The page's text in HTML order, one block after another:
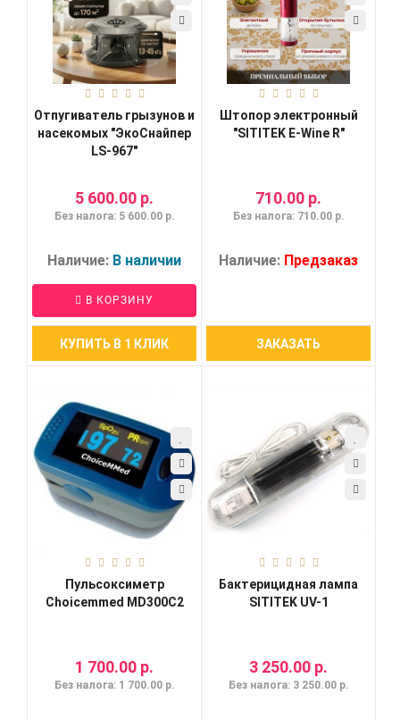
Отпугиватель грызунов и
насекомых "ЭкоСнайпер
LS-967"
5 600.00 р.
Без налога: 5 600.00 р.
Наличие: В наличии
В КОРЗИНУ
КУПИТЬ В 1 КЛИК
Штопор электронный
"SITITEK E-Wine R"
710.00 р.
Без налога: 710.00 р.
Наличие: Предзаказ
ЗАКАЗАТЬ
Пульсоксиметр
Choicemmed MD300C2
1 700.00 р.
Без налога: 1 700.00 р.
Бактерицидная лампа
SITITEK UV-1
3 250.00 р.
Без налога: 3 250.00 р.